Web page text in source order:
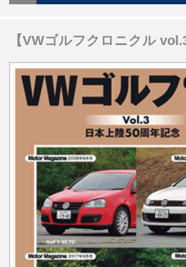
【VWゴルフクロニクル